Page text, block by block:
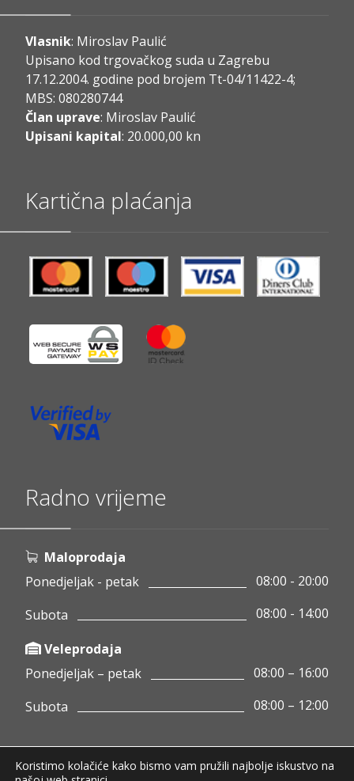
Vlasnik: Miroslav Paulić
Upisano kod trgovačkog suda u Zagrebu
17.12.2004. godine pod brojem Tt-04/11422-4;
MBS: 080280744
Član uprave: Miroslav Paulić
Upisani kapital: 20.000,00 kn
Kartična plaćanja
Radno vrijeme
Maloprodaja
Ponedjeljak - petak
08:00 - 20:00
Subota
08:00 - 14:00
Veleprodaja
Ponedjeljak – petak
08:00 – 16:00
Subota
08:00 – 12:00
Koristimo kolačiće kako bismo vam pružili najbolje iskustvo na